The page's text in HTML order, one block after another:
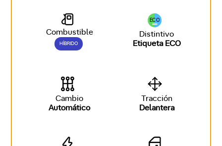
Combustible
HÍBRIDO
ECO
Distintivo
Etiqueta ECO
Cambio
Automático
Tracción
Delantera